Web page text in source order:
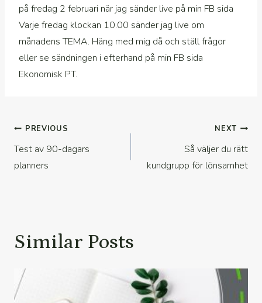
på fredag 2 februari när jag sänder live på min FB sida
Varje fredag klockan 10.00 sänder jag live om
månadens TEMA. Häng med mig då och ställ frågor
eller se sändningen i efterhand på min FB sida
Ekonomisk PT.
Inläggsnavigering
PREVIOUS
Test av 90-dagars
planners
NEXT
Så väljer du rätt
kundgrupp för lönsamhet
Similar Posts